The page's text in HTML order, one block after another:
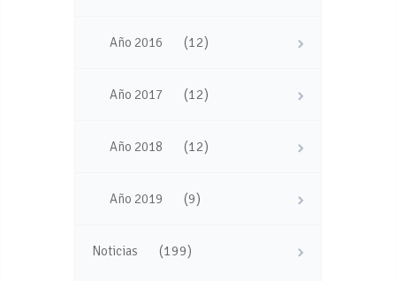
Año 2016 (12)
Año 2017 (12)
Año 2018 (12)
Año 2019 (9)
Noticias (199)